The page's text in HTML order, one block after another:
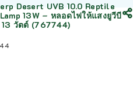
Desert UVB 10.0 Reptile
13W – หลอดไฟให้แสงยูวีบี
13 วัตต์ (767744)